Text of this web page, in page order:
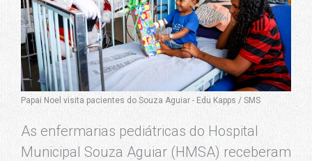
Papai Noel visita pacientes do Souza Aguiar - Edu Kapps / SMS
As enfermarias pediátricas do Hospital
Municipal Souza Aguiar (HMSA) receberam